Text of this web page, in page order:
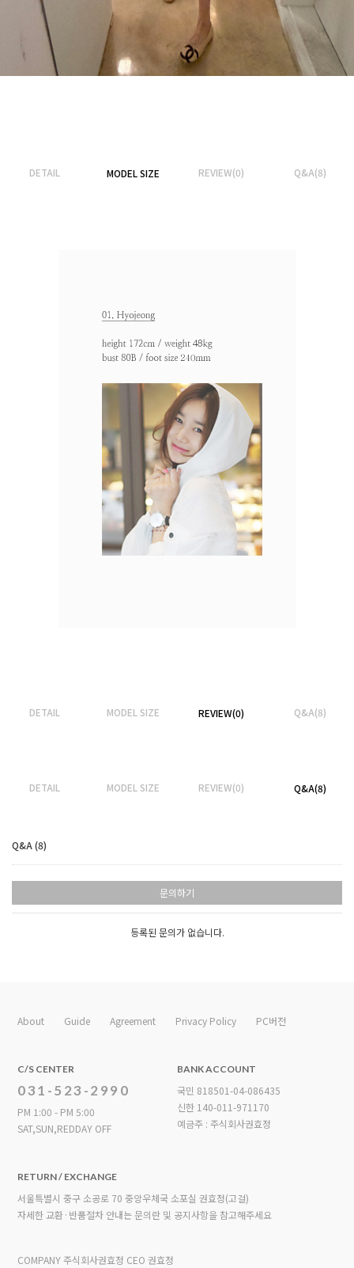
DETAIL MODEL SIZE REVIEW(0) Q&A(8)
DETAIL MODEL SIZE REVIEW(0) Q&A(8)
DETAIL MODEL SIZE REVIEW(0) Q&A(8)
Q&A (8)
문의하기
등록된 문의가 없습니다.
About Guide Agreement Privacy Policy PC버전
C/S CENTER
031-523-2990
PM 1:00 - PM 5:00
SAT,SUN,REDDAY OFF
BANK ACCOUNT
국민 818501-04-086435
신한 140-011-971170
예금주 : 주식회사권효정
RETURN / EXCHANGE
서울특별시 중구 소공로 70 중앙우체국 소포실 권효정(고걸)
자세한 교환·반품절차 안내는 문의란 및 공지사항을 참고해주세요
COMPANY 주식회사권효정 CEO 권효정